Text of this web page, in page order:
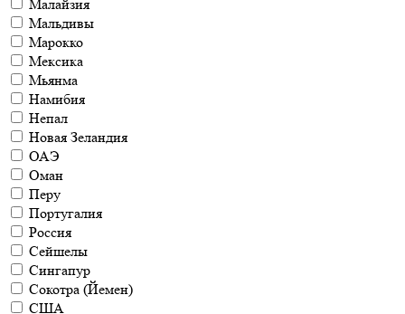
Малайзия
Мальдивы
Марокко
Мексика
Мьянма
Намибия
Непал
Новая Зеландия
ОАЭ
Оман
Перу
Португалия
Россия
Сейшелы
Сингапур
Сокотра (Йемен)
США